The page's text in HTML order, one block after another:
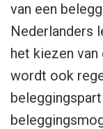
van een
Nederlanders
het kiezen
wordt ook